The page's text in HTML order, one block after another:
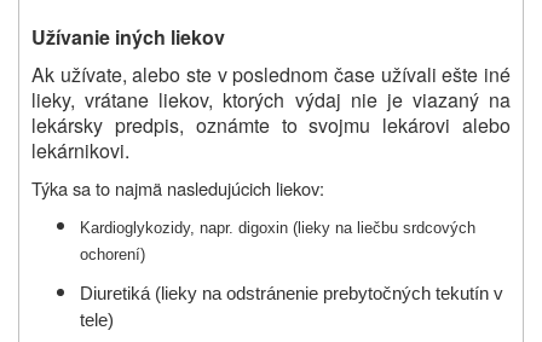
Užívanie iných liekov
Ak užívate, alebo ste v poslednom čase užívali ešte iné
lieky, vrátane liekov, ktorých výdaj nie je viazaný na
lekársky predpis, oznámte to svojmu lekárovi alebo
lekárnikovi.
Týka sa to najmä nasledujúcich liekov:
Kardioglykozidy, napr. digoxin (lieky na liečbu srdcových
ochorení)
Diuretiká (lieky na odstránenie prebytočných tekutín v
tele)